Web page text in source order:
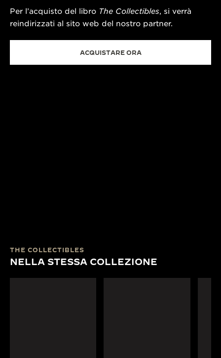
Per l’acquisto del libro The Collectibles, si verrà
reindirizzati al sito web del nostro partner.
ACQUISTARE ORA
THE COLLECTIBLES
NELLA STESSA COLLEZIONE